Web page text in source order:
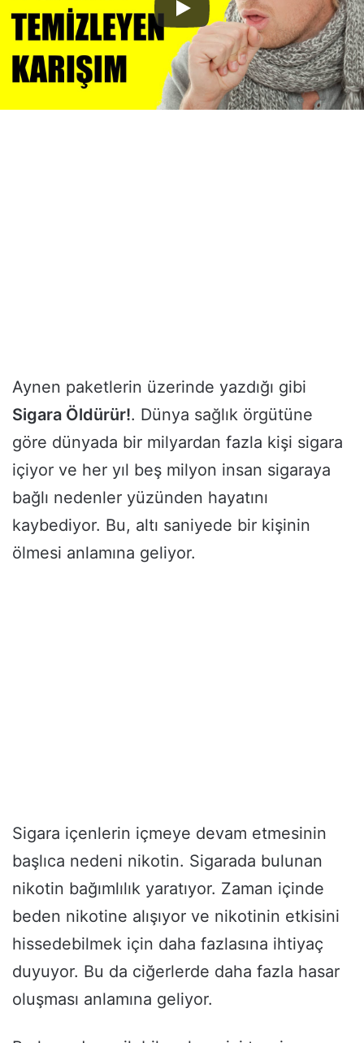
Aynen paketlerin üzerinde yazdığı gibi
Sigara Öldürür!. Dünya sağlık örgütüne
göre dünyada bir milyardan fazla kişi sigara
içiyor ve her yıl beş milyon insan sigaraya
bağlı nedenler yüzünden hayatını
kaybediyor. Bu, altı saniyede bir kişinin
ölmesi anlamına geliyor.
Sigara içenlerin içmeye devam etmesinin
başlıca nedeni nikotin. Sigarada bulunan
nikotin bağımlılık yaratıyor. Zaman içinde
beden nikotine alışıyor ve nikotinin etkisini
hissedebilmek için daha fazlasına ihtiyaç
duyuyor. Bu da ciğerlerde daha fazla hasar
oluşması anlamına geliyor.